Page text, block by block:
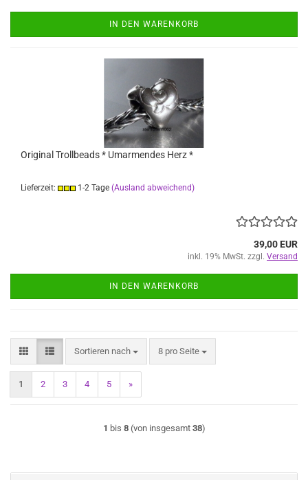
IN DEN WARENKORB
Original Trollbeads * Umarmendes Herz *
Lieferzeit: 1-2 Tage (Ausland abweichend)
39,00 EUR
inkl. 19% MwSt. zzgl. Versand
IN DEN WARENKORB
Sortieren nach
Sortieren nach 8 pro Seite
pro Seite
1 2 3 4 5 »
1 bis 8(von insgesamt 38)